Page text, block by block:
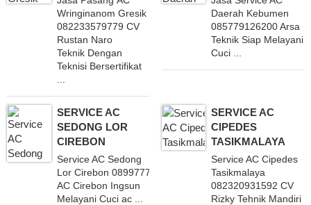
Wringinanom Gresik
082233579779 CV
Rustan Naro
Teknik Dengan
Teknisi Bersertifikat
...
Daerah Kebumen
085779126200 Arsa
Teknik Siap Melayani
Cuci ...
SERVICE AC
SEDONG LOR
CIREBON
Service AC Sedong
Lor Cirebon 08997777171
AC Cirebon Ingsun
Melayani Cuci ac ...
SERVICE AC
CIPEDES
TASIKMALAYA
Service AC Cipedes
Tasikmalaya
082320931592 CV
Rizky Tehnik Mandiri